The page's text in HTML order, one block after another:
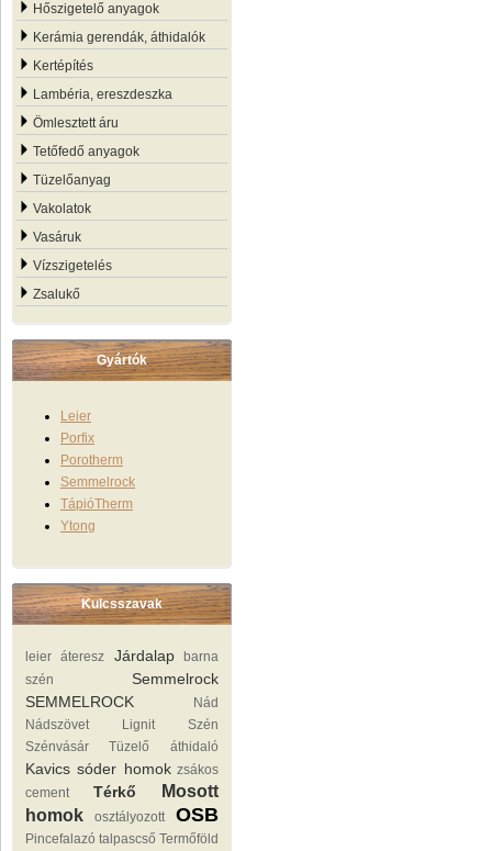
Hőszigetelő anyagok
Kerámia gerendák, áthidalók
Kertépítés
Lambéria, ereszdeszka
Ömlesztett áru
Tetőfedő anyagok
Tüzelőanyag
Vakolatok
Vasáruk
Vízszigetelés
Zsalukő
Gyártók
Leier
Porfix
Porotherm
Semmelrock
TápióTherm
Ytong
Kulcsszavak
leier áteresz Járdalap
barna
szén
Semmelrock
SEMMELROCK
Nád
Nádszövet
Lignit
Szén
Szénvásár Tüzelő
áthidaló
Kavics sóder homok zsákos
cement
Térkő
Mosott
homok
osztályozott OSB
Pincefalazó talpascső Termőföld